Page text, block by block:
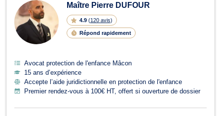
Maître Pierre DUFOUR
4.9 (120 avis)
Répond rapidement
Avocat protection de l'enfance Mâcon
15 ans d’expérience
Accepte l’aide juridictionnelle en protection de l'enfance
Premier rendez-vous à 100€ HT, offert si ouverture de dossier